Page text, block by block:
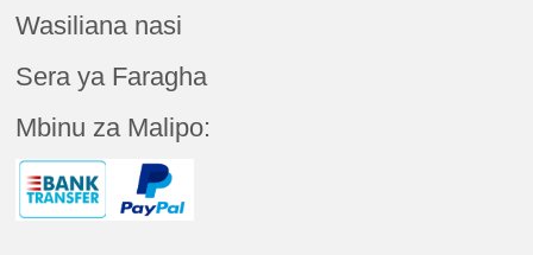
Wasiliana nasi
Sera ya Faragha
Mbinu za Malipo: